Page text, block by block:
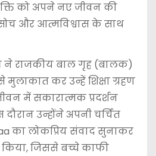
को अपने नए जीवन की
और आत्मविश्वास के साथ
ने राजकीय बाल गृह (बालक)
कर उन्हें शिक्षा ग्रहण
में सकारात्मक प्रदर्शन
उन्होंने अपनी चर्चित
का लोकप्रिय संवाद सुनाकर
जिससे बच्चे काफी